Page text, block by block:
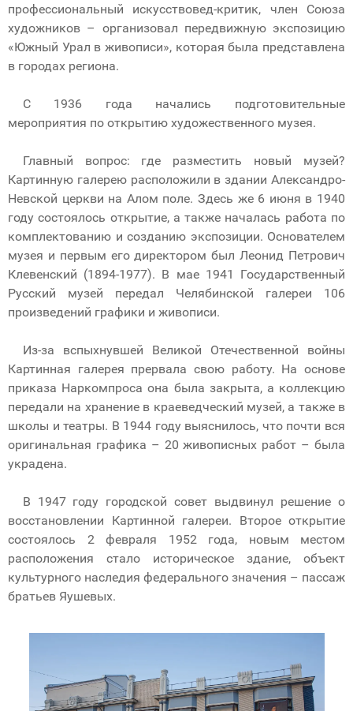
профессиональный искусствовед-критик, член Союза
художников – организовал передвижную экспозицию
«Южный Урал в живописи», которая была представлена
в городах региона.
С 1936 года начались подготовительные
мероприятия по открытию художественного музея.
Главный вопрос: где разместить новый музей?
Картинную галерею расположили в здании Александро-
Невской церкви на Алом поле. Здесь же 6 июня в 1940
году состоялось открытие, а также началась работа по
комплектованию и созданию экспозиции. Основателем
музея и первым его директором был Леонид Петрович
Клевенский (1894-1977). В мае 1941 Государственный
Русский музей передал Челябинской галереи 106
произведений графики и живописи.
Из-за вспыхнувшей Великой Отечественной войны
Картинная галерея прервала свою работу. На основе
приказа Наркомпроса она была закрыта, а коллекцию
передали на хранение в краеведческий музей, а также в
школы и театры. В 1944 году выяснилось, что почти вся
оригинальная графика – 20 живописных работ – была
украдена.
В 1947 году городской совет выдвинул решение о
восстановлении Картинной галереи. Второе открытие
состоялось 2 февраля 1952 года, новым местом
расположения стало историческое здание, объект
культурного наследия федерального значения – пассаж
братьев Яушевых.